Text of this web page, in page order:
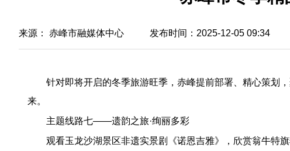
来源： 赤峰市融媒体中心 发布时间：2025-12-05 09:34
针对即将开启的冬季旅游旺季，赤峰提前部署、精心策划
来。
主题线路七——遗韵之旅·绚丽多彩
观看玉龙沙湖景区非遗实景剧《诺恩吉雅》，欣赏翁牛特